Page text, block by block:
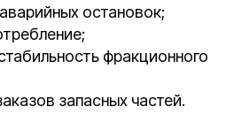
остановок;
фракционного
запасных частей.